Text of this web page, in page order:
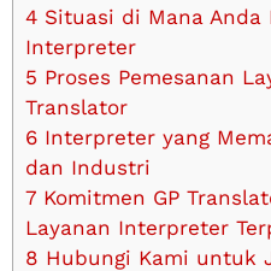
4 Situasi di Mana
Interpreter
5 Proses Pemesanan
Translator
6 Interpreter yang
dan Industri
7 Komitmen GP
Layanan Interpreter
8 Hubungi Kami untuk